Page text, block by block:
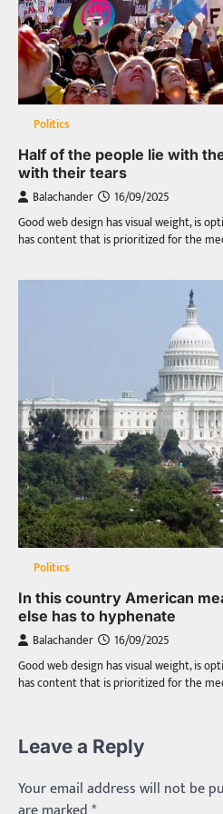
Politics
Half of the people lie with
with their tears
Balachander 16/09/2025
Good web design has visual weight, is
has content that is prioritized for the
Politics
In this country American
else has to hyphenate
Balachander 16/09/2025
Good web design has visual weight, is
has content that is prioritized for the
Leave a Reply
Your email address will not be